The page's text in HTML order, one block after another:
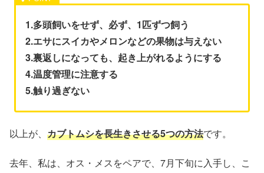
1.多頭飼いをせず、必ず、1匹ずつ飼う
2.エサにスイカやメロンなどの果物は与えない
3.裏返しになっても、起き上がれるようにする
4.温度管理に注意する
5.触り過ぎない
以上が、 カブトムシを長生きさせる5つの方法です。
去年、私は、オス・メスをペアで、7月下旬に入手し、こ